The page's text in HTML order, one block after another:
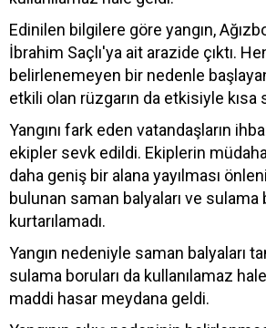
Edinilen bilgilere göre yangın,
İbrahim Saçlı'ya ait arazide çıktı.
belirlenemeyen bir nedenle
etkili olan rüzgarın da etkisiyle kısa
Yangını fark eden vatandaşların
ekipler sevk edildi. Ekiplerin
daha geniş bir alana yayılması
bulunan saman balyaları ve sulama
kurtarılamadı.
Yangın nedeniyle saman balyaları
sulama boruları da kullanılamaz
maddi hasar meydana geldi.